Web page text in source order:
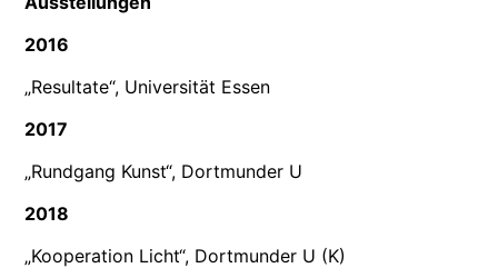
2016
„Resultate“, Universität Essen
2017
„Rundgang Kunst“, Dortmunder U
2018
„Kooperation Licht“, Dortmunder U (K)